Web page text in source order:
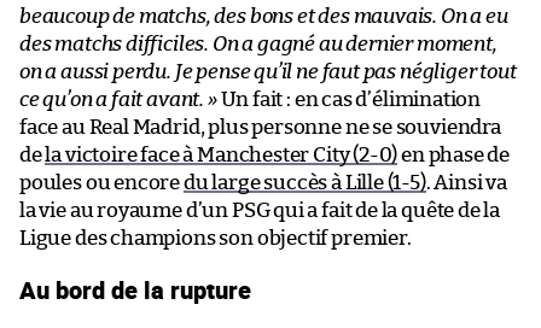
beaucoup de matchs, des bons et des mauvais. On a eu
des matchs difficiles. On a gagné au dernier moment,
on a aussi perdu. Je pense qu’il ne faut pas négliger tout
ce qu’on a fait avant. »Un fait : en cas d’élimination
face au Real Madrid, plus personne ne se souviendra
dela victoire face à Manchester City (2-0)en phase de
poules ou encoredu large succès à Lille (1-5). Ainsi va
la vie au royaume d’un PSG qui a fait de la quête de la
Ligue des champions son objectif premier.
Au bord de la rupture